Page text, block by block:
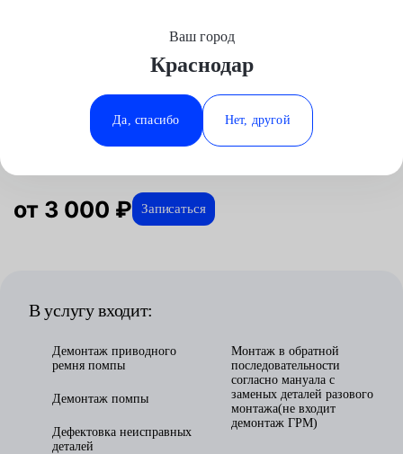
Минеральные Воды
Ростов-на-Дону
Ставрополь
Ваш город
Краснодар
Да, спасибо Нет, другой
ОтзывыАвтосервис
Замена помпы в Краснодаре
от 3 000 ₽ Записаться
В услугу входит:
Демонтаж приводного
ремня помпы
Демонтаж помпы
Дефектовка неисправных
деталей
Монтаж в обратной
последовательности
согласно мануала с
заменых деталей разового
монтажа(не входит
демонтаж ГРМ)